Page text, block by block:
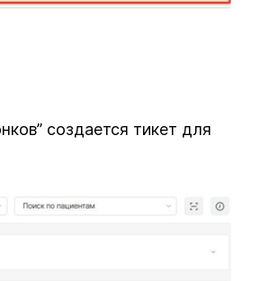
создается тикет для